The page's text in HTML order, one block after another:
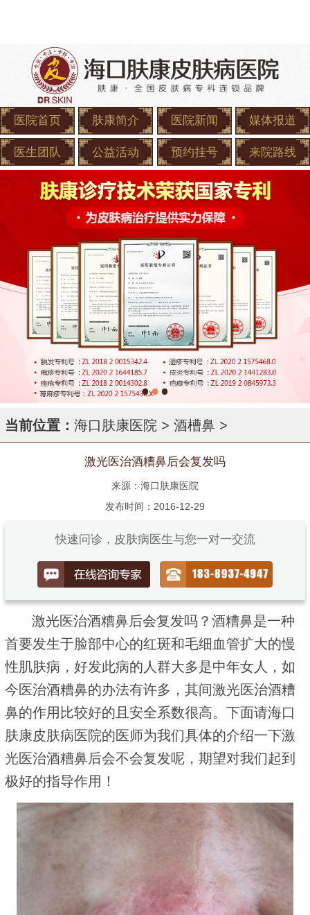
医院首页 肤康简介 医院新闻 媒体报道
医生团队 公益活动 预约挂号 来院路线
当前位置： 海口肤康医院 > 酒槽鼻 >
激光医治酒糟鼻后会复发吗
来源：海口肤康医院
发布时间：2016-12-29
快速问诊，皮肤病医生与您一对一交流
激光医治酒糟鼻后会复发吗？酒糟鼻是一种
首要发生于脸部中心的红斑和毛细血管扩大的慢
性肌肤病，好发此病的人群大多是中年女人，如
今医治酒糟鼻的办法有许多，其间激光医治酒糟
鼻的作用比较好的且安全系数很高。下面请海口
肤康皮肤病医院的医师为我们具体的介绍一下激
光医治酒糟鼻后会不会复发呢，期望对我们起到
极好的指导作用！